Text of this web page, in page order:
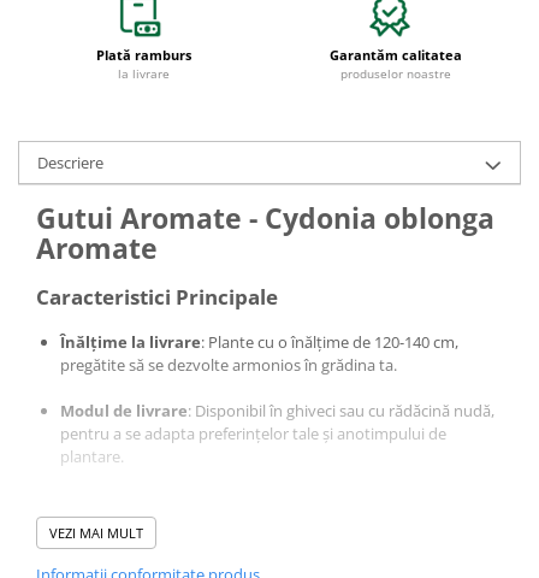
Plată ramburs
la livrare
Garantăm calitatea
produselor noastre
Descriere
Gutui Aromate - Cydonia oblonga
Aromate
Caracteristici Principale
Înălțime la livrare: Plante cu o înălțime de 120-140 cm,
pregătite să se dezvolte armonios în grădina ta.
Modul de livrare: Disponibil în ghiveci sau cu rădăcină nudă,
pentru a se adapta preferințelor tale și anotimpului de
plantare.
VEZI MAI MULT